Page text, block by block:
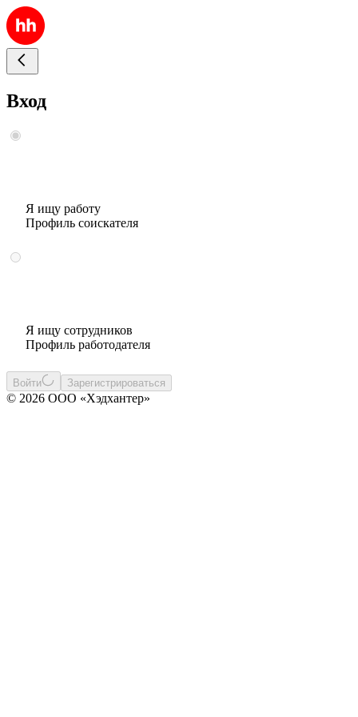
Вход
Я ищу работу
Профиль соискателя
Я ищу сотрудников
Профиль работодателя
Войти Зарегистрироваться
© 2026 ООО «Хэдхантер»